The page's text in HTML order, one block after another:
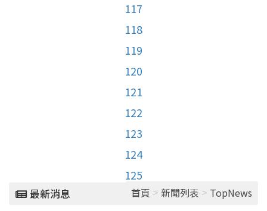
117
118
119
120
121
122
123
124
125
最新消息 首頁 > 新聞列表 > TopNews